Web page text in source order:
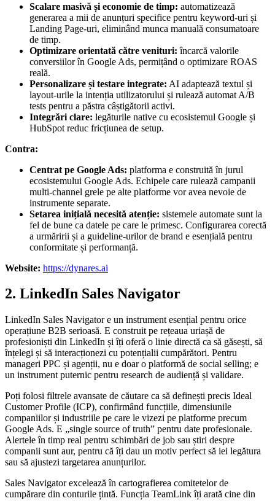
Scalare masivă și economie de timp: automatizează
generarea a mii de anunțuri specifice pentru keyword-uri și
Landing Page-uri, eliminând munca manuală consumatoare
de timp.
Optimizare orientată către venituri: încarcă valorile
conversiilor în Google Ads, permițând o optimizare ROAS
reală.
Personalizare și testare integrate: AI adaptează textul și
layout-urile la intenția utilizatorului și rulează automat A/B
tests pentru a păstra câștigătorii activi.
Integrări clare: legăturile native cu ecosistemul Google și
HubSpot reduc fricțiunea de setup.
Contra:
Centrat pe Google Ads: platforma e construită în jurul
ecosistemului Google Ads. Echipele care rulează campanii
multi-channel grele pe alte platforme vor avea nevoie de
instrumente separate.
Setarea inițială necesită atenție: sistemele automate sunt la
fel de bune ca datele pe care le primesc. Configurarea corectă
a urmăririi și a guideline-urilor de brand e esențială pentru
conformitate și performanță.
Website: https://dynares.ai
2. LinkedIn Sales Navigator
LinkedIn Sales Navigator e un instrument esențial pentru orice
operațiune B2B serioasă. E construit pe rețeaua uriașă de
profesioniști din LinkedIn și îți oferă o linie directă ca să găsești, să
înțelegi și să interacționezi cu potențialii cumpărători. Pentru
manageri PPC și agenții, nu e doar o platformă de social selling; e
un instrument puternic pentru research de audiență și validare.
Poți folosi filtrele avansate de căutare ca să definești precis Ideal
Customer Profile (ICP), confirmând funcțiile, dimensiunile
companiilor și industriile pe care le vizezi pe platforme precum
Google Ads. E „single source of truth” pentru date profesionale.
Alertele în timp real pentru schimbări de job sau știri despre
companii sunt aur, pentru că îți dau un motiv perfect să iei legătura
sau să ajustezi targetarea anunțurilor.
Sales Navigator excelează în cartografierea comitetelor de
cumpărare din conturile țintă. Funcția TeamLink îți arată cine din